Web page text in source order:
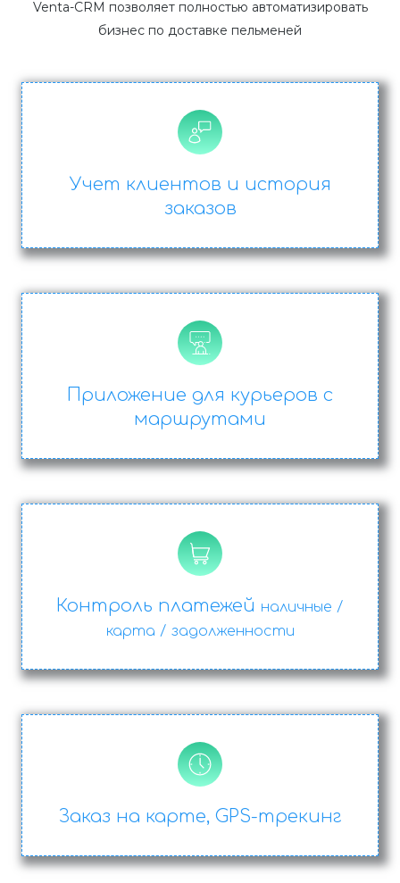
Venta-CRM позволяет полностью автоматизировать
бизнес по доставке пельменей
Учет клиентов и история
заказов
Приложение для курьеров с
маршрутами
Контроль платежей наличные /
карта / задолженности
Заказ на карте, GPS-трекинг